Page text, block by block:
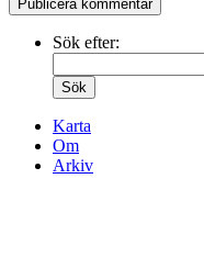
Sök efter:
Karta
Om
Arkiv